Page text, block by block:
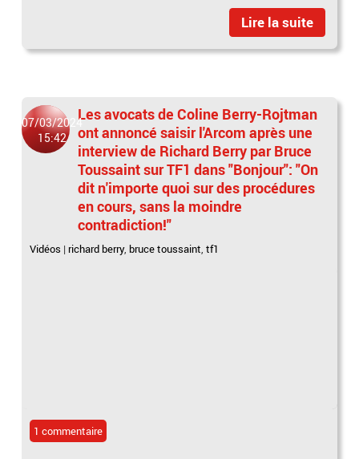
Lire la suite
07/03/2024
15:42
Les avocats de Coline Berry-Rojtman
ont annoncé saisir l'Arcom après une
interview de Richard Berry par Bruce
Toussaint sur TF1 dans "Bonjour": "On
dit n'importe quoi sur des procédures
en cours, sans la moindre
contradiction!"
Vidéos | richard berry, bruce toussaint,tf1
1 commentaire